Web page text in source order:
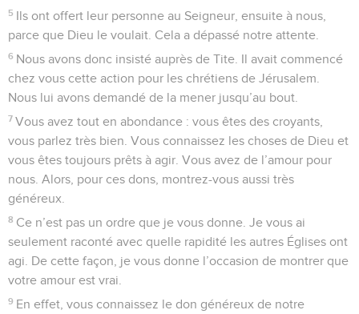
5 Ils ont offert leur personne au Seigneur, ensuite à nous,
parce que Dieu le voulait. Cela a dépassé notre attente.
6 Nous avons donc insisté auprès de Tite. Il avait commencé
chez vous cette action pour les chrétiens de Jérusalem.
Nous lui avons demandé de la mener jusqu’au bout.
7 Vous avez tout en abondance : vous êtes des croyants,
vous parlez très bien. Vous connaissez les choses de Dieu et
vous êtes toujours prêts à agir. Vous avez de l’amour pour
nous. Alors, pour ces dons, montrez-vous aussi très
généreux.
8 Ce n’est pas un ordre que je vous donne. Je vous ai
seulement raconté avec quelle rapidité les autres Églises ont
agi. De cette façon, je vous donne l’occasion de montrer que
votre amour est vrai.
9 En effet, vous connaissez le don généreux de notre